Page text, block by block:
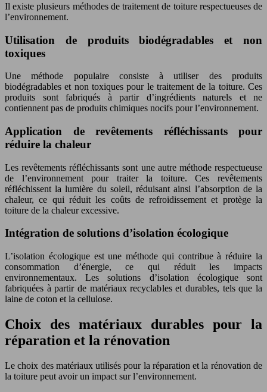
Il existe plusieurs méthodes de traitement de toiture respectueuses de
l’environnement.
Utilisation de produits biodégradables et non
toxiques
Une méthode populaire consiste à utiliser des produits
biodégradables et non toxiques pour le traitement de la toiture. Ces
produits sont fabriqués à partir d’ingrédients naturels et ne
contiennent pas de produits chimiques nocifs pour l’environnement.
Application de revêtements réfléchissants pour
réduire la chaleur
Les revêtements réfléchissants sont une autre méthode respectueuse
de l’environnement pour traiter la toiture. Ces revêtements
réfléchissent la lumière du soleil, réduisant ainsi l’absorption de la
chaleur, ce qui réduit les coûts de refroidissement et protège la
toiture de la chaleur excessive.
Intégration de solutions d’isolation écologique
L’isolation écologique est une méthode qui contribue à réduire la
consommation d’énergie, ce qui réduit les impacts
environnementaux. Les solutions d’isolation écologique sont
fabriquées à partir de matériaux recyclables et durables, tels que la
laine de coton et la cellulose.
Choix des matériaux durables pour la
réparation et la rénovation
Le choix des matériaux utilisés pour la réparation et la rénovation de
la toiture peut avoir un impact sur l’environnement.